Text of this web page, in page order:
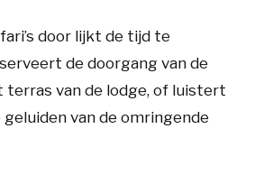
door lijkt de tijd te
de doorgang van de
terras van de lodge, of luistert
geluiden van de omringende